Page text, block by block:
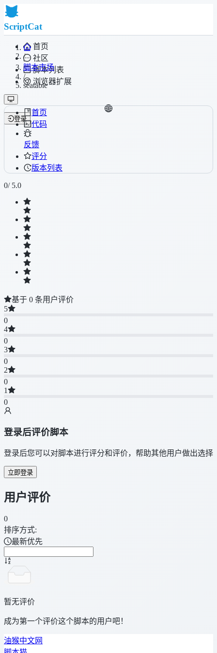
ScriptCat
首页
社区
脚本列表
浏览器扩展
登录
/
脚本市场
/
seatable
首页
代码
反馈
评分
版本列表
0/ 5.0
基于 0 条用户评价
5
0
4
0
3
0
2
0
1
0
登录后评价脚本
登录后您可以对脚本进行评分和评价，帮助其他用户做出选择
立即登录
用户评价
0
排序方式:
最新优先
暂无评价
成为第一个评价这个脚本的用户吧！
油猴中文网